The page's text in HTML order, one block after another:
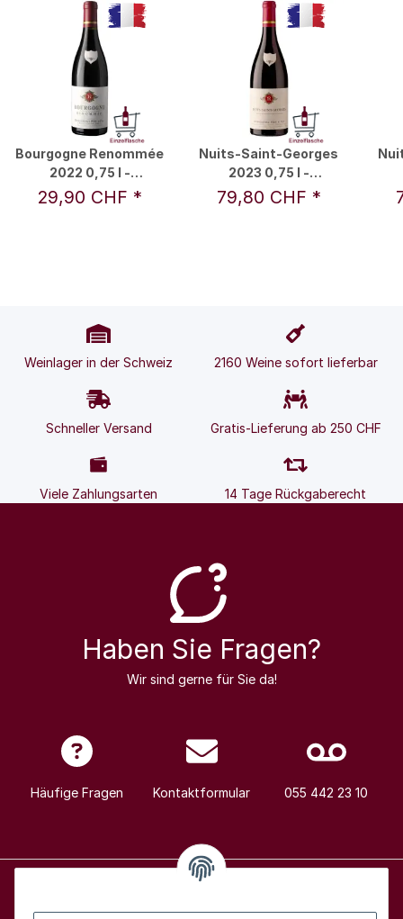
Bourgogne Renommée
2022 0,75 l -
Remoissenet Père &
29,90 CHF *
Nuits-Saint-Georges
2023 0,75 l -
Remoissenet Père &
79,80 CHF *
Weinlager in der Schweiz 2160 Weine sofort lieferbar
Schneller Versand Gratis-Lieferung ab 250 CHF
Viele Zahlungsarten 14 Tage Rückgaberecht
Haben Sie Fragen?
Wir sind gerne für Sie da!
Häufige Fragen Kontaktformular 055 442 23 10